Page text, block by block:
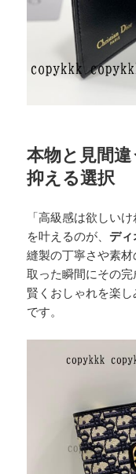
本物と見間
抑える選択
「高級感は欲しい
を叶えるのが、デ
縫製の丁寧さや素
取った瞬間にその完
賢くおしゃれを楽
です。